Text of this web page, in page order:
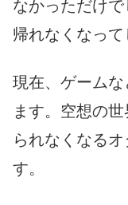
なかっただけ
帰れなくなって
現在、ゲーム
ます。空想の
られなくなる
す。